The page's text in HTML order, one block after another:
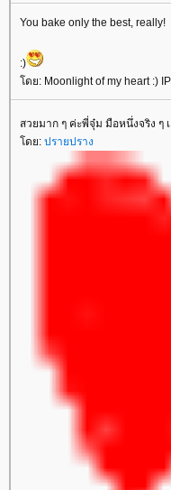
You bake only the best, really!
:)
โดย: Moonlight of my heart :)
สวยมาก ๆ ค่ะพี่จุ๋ม มือหนึ่งจริง ๆ
โดย: ปรายปราง